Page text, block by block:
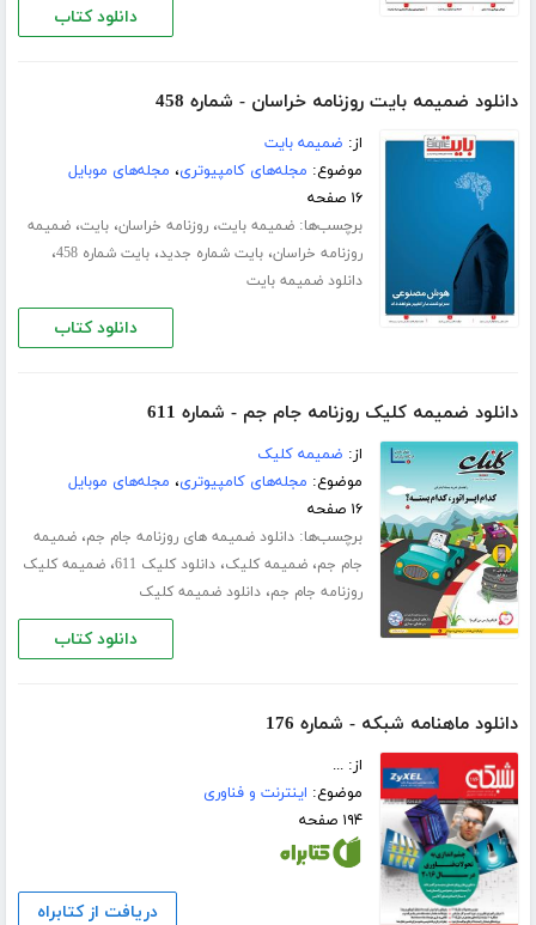
دانلود کتاب
دانلود ضمیمه بایت روزنامه خراسان - شماره 458
از: ضمیمه بایت
موضوع: مجله‌های کامپیوتری، مجله‌های موبایل
۱۶ صفحه
برچسب‌ها:ضمیمه بایت،روزنامه خراسان،بایت،ضمیمه
روزنامه خراسان،بایت شماره جدید،بایت شماره 458 ،
دانلود ضمیمه بایت
دانلود کتاب
دانلود ضمیمه کلیک روزنامه جام جم - شماره 611
از: ضمیمه کلیک
موضوع: مجله‌های کامپیوتری، مجله‌های موبایل
۱۶ صفحه
برچسب‌ها:دانلود ضمیمه های روزنامه جام جم،ضمیمه
جام جم،ضمیمه کلیک،دانلود کلیک 611 ،ضمیمه کلیک
روزنامه جام جم،دانلود ضمیمه کلیک
دانلود کتاب
دانلود ماهنامه شبکه - شماره 176
از: ...
موضوع: اینترنت و فناوری
۱۹۴ صفحه
دریافت از کتابراه